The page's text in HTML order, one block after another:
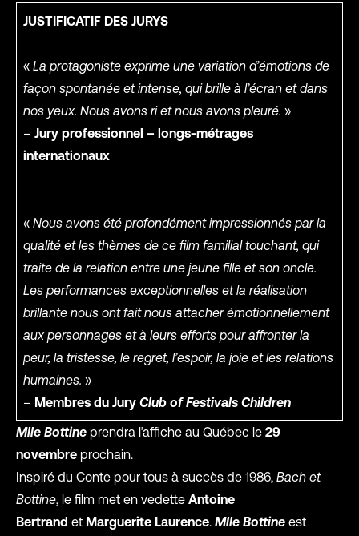
JUSTIFICATIF DES JURYS
« La protagoniste exprime une variation d’émotions de
façon spontanée et intense, qui brille à l’écran et dans
nos yeux. Nous avons ri et nous avons pleuré. »
– Jury professionnel – longs-métrages
internationaux
« Nous avons été profondément impressionnés par la
qualité et les thèmes de ce film familial touchant, qui
traite de la relation entre une jeune fille et son oncle.
Les performances exceptionnelles et la réalisation
brillante nous ont fait nous attacher émotionnellement
aux personnages et à leurs efforts pour affronter la
peur, la tristesse, le regret, l’espoir, la joie et les relations
humaines. »
– Membres du Jury Club of Festivals Children
Mlle Bottine prendra l’affiche au Québec le 29
novembre prochain.
Inspiré du Conte pour tous à succès de 1986, Bach et
Bottine, le film met en vedette Antoine
Bertrand et Marguerite Laurence. Mlle Bottine est